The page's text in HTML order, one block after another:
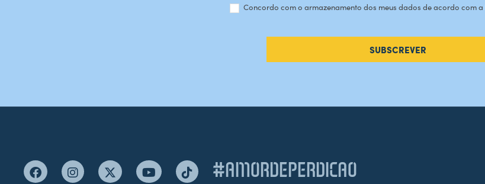
Concordo com o armazenamento dos meus dados de acordo com a
SUBSCREVER
#AMORDEPERDICAO